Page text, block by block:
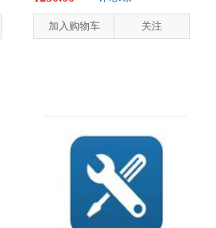
加入购物车 关注